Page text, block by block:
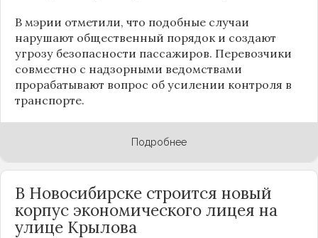
В мэрии отметили, что подобные случаи
нарушают общественный порядок и создают
угрозу безопасности пассажиров. Перевозчики
совместно с надзорными ведомствами
прорабатывают вопрос об усилении контроля в
транспорте.
Подробнее
В Новосибирске строится новый
корпус экономического лицея на
улице Крылова